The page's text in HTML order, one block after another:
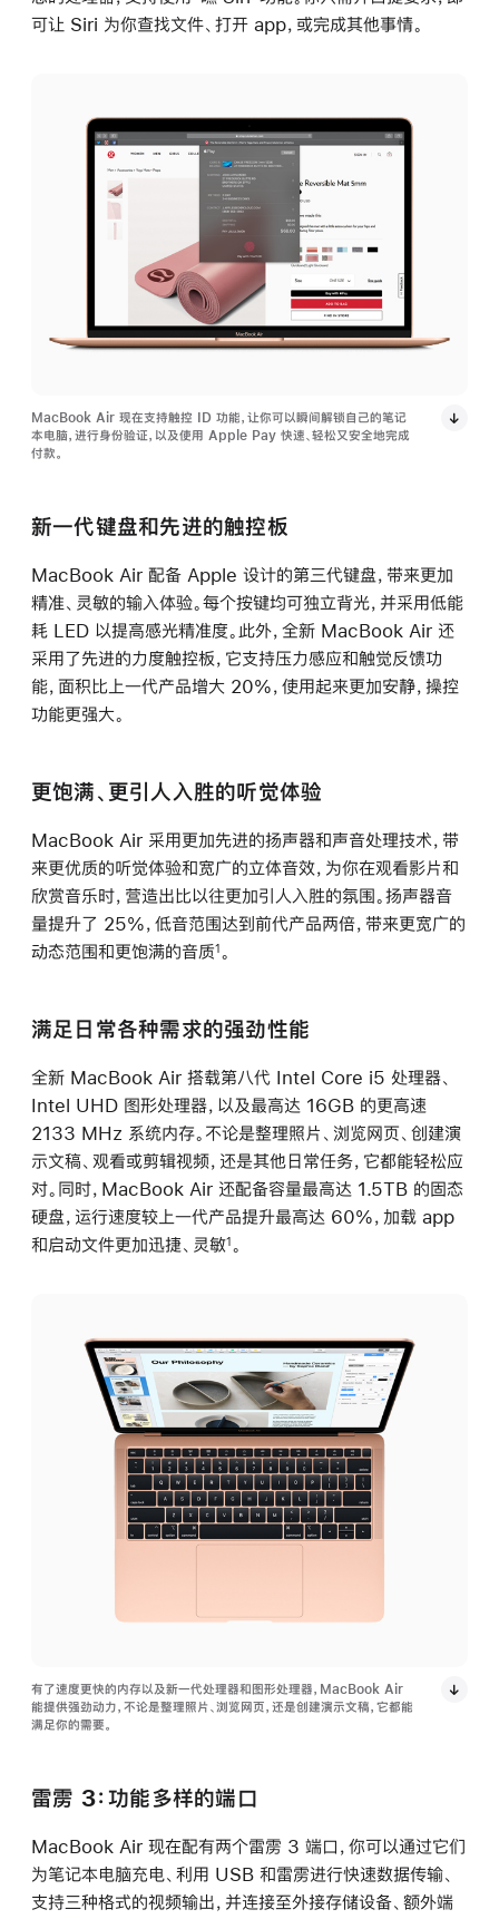
可让 Siri 为你查找文件、打开 app，或完成其他事情。
MacBook Air 现在支持触控 ID 功能，让你可以瞬间解锁自己的笔记
本电脑，进行身份验证，以及使用 Apple Pay 快速、轻松又安全地完成
付款。
新一代键盘和先进的触控板
MacBook Air 配备 Apple 设计的第三代键盘，带来更加
精准、灵敏的输入体验。每个按键均可独立背光，并采用低能
耗 LED 以提高感光精准度。此外，全新 MacBook Air 还
采用了先进的力度触控板，它支持压力感应和触觉反馈功
能，面积比上一代产品增大 20%，使用起来更加安静，操控
功能更强大。
更饱满、更引人入胜的听觉体验
MacBook Air 采用更加先进的扬声器和声音处理技术，带
来更优质的听觉体验和宽广的立体音效，为你在观看影片和
欣赏音乐时，营造出比以往更加引人入胜的氛围。扬声器音
量提升了 25%，低音范围达到前代产品两倍，带来更宽广的
动态范围和更饱满的音质1 。
满足日常各种需求的强劲性能
全新 MacBook Air 搭载第八代 Intel Core i5 处理器、
Intel UHD 图形处理器，以及最高达 16GB 的更高速
2133 MHz 系统内存。不论是整理照片、浏览网页、创建演
示文稿、观看或剪辑视频，还是其他日常任务，它都能轻松应
对。同时，MacBook Air 还配备容量最高达 1.5TB 的固态
硬盘，运行速度较上一代产品提升最高达 60%，加载 app
和启动文件更加迅捷、灵敏1 。
有了速度更快的内存以及新一代处理器和图形处理器，MacBook Air
能提供强劲动力，不论是整理照片、浏览网页，还是创建演示文稿，它都能
满足你的需要。
雷雳 3：功能多样的端口
MacBook Air 现在配有两个雷雳 3 端口，你可以通过它们
为笔记本电脑充电、利用 USB 和雷雳进行快速数据传输、
支持三种格式的视频输出，并连接至外接存储设备、额外端